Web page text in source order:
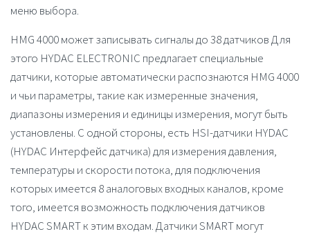
меню выбора.
HMG 4000может записывать сигналы до 38 датчиков Для
этого HYDAC ELECTRONIC предлагает специальные
датчики, которые автоматически распознаются HMG 4000
и чьи параметры, такие как измеренные значения,
диапазоны измерения и единицы измерения, могут быть
установлены. С одной стороны, есть HSI-датчики HYDAC
(HYDAC Интерфейс датчика) для измерения давления,
температуры и скорости потока, для подключения
которых имеется 8 аналоговых входных каналов, кроме
того, имеется возможность подключения датчиков
HYDAC SMART к этим входам. Датчики SMART могут